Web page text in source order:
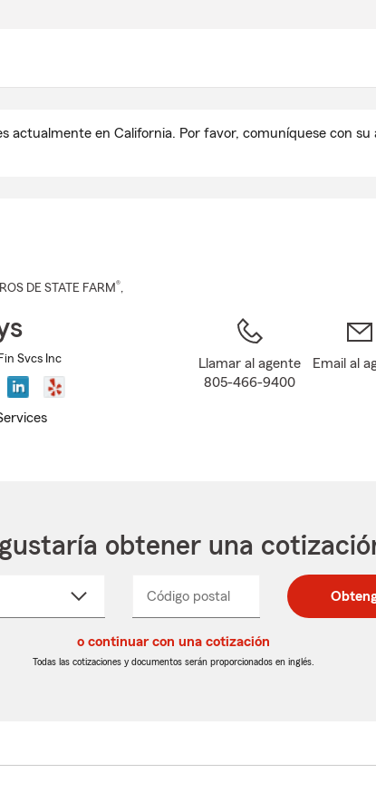
actualmente en California. Por favor, comuníquese con
DE STATE FARM®,
Svcs Inc
Llamar al agente
805-466-9400
Email al
obtener una
Código postal
postal
de
postal
de
_____
o continuar con una cotización
Todas las cotizaciones y documentos serán proporcionados en inglés.